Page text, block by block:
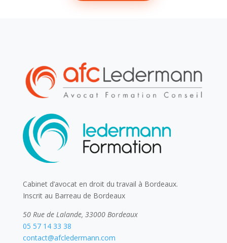
Cabinet d’avocat en droit du travail à Bordeaux.
Inscrit au Barreau de Bordeaux
50 Rue de Lalande, 33000 Bordeaux
05 57 14 33 38
contact@afcledermann.com